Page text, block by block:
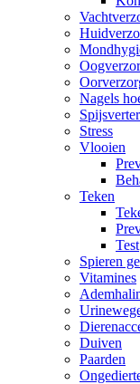
Nagels
Stress
Vlooien
Teken
Test
Spieren
Vitamines
Duiven
Paarden